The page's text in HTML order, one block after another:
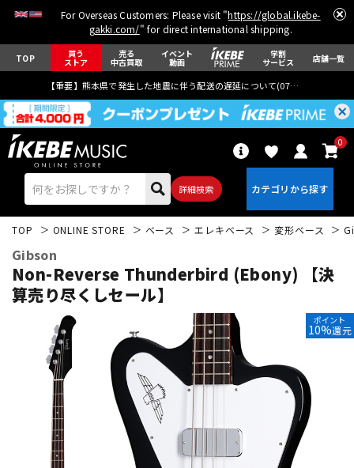
For Overseas Customers: Please visit "https://global.ikebe-
gakki.com/" for direct international shipping.
TOP 買う
ストア
売る
中古買取
イベント
動画
学割
サービス 店舗一覧
【重要】熊本県で発生した地震に伴う配送の遅延について(07月29日
詳細検索
0
エレキギター アコギ/エレアコ
ベース ウクレレ
パーカッション
TOP ONLINE STORE ベース エレキベース 変形ベース
Gibson
Non-Reverse Thunderbird (Ebony) 【決
算売り尽くしセール】
ポイント
10%還元